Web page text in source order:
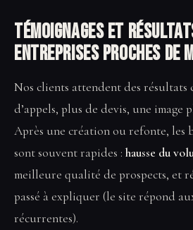
Témoignages et
entreprises proches de
Nos clients attendent des résultats
d’appels, plus de devis, une image
Après une création ou refonte, les
sont souvent rapides : hausse du
meilleure qualité de prospects, et
passé à expliquer (le site répond
récurrentes).